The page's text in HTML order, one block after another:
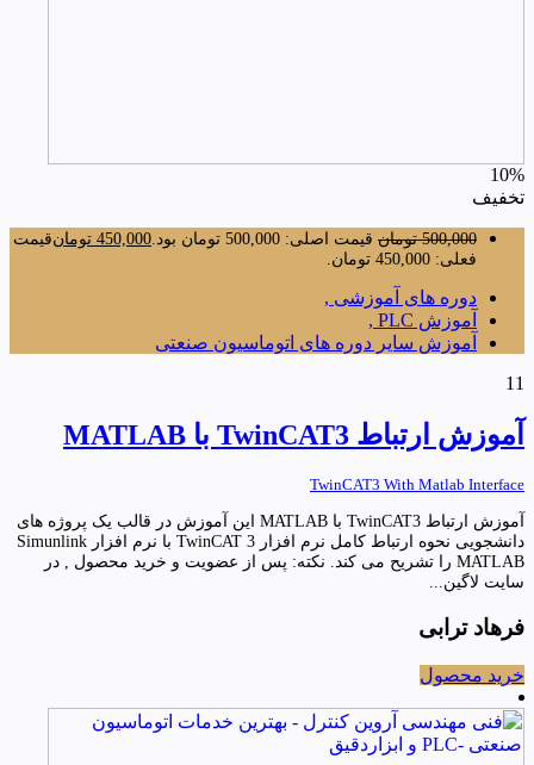
10%
تخفیف
500,000 تومان قیمت اصلی: 500,000 تومان بود. 450,000 تومانقیمت
فعلی: 450,000 تومان.
دوره های آموزشی ,
آموزش PLC ,
آموزش سایر دوره های اتوماسیون صنعتی
11
آموزش ارتباط TwinCAT3 با MATLAB
TwinCAT3 With Matlab Interface
آموزش ارتباط TwinCAT3 با MATLAB این آموزش در قالب یک پروژه های
دانشجویی نحوه ارتباط کامل نرم افزار TwinCAT 3 با نرم افزار Simunlink
MATLAB را تشریح می کند. نکته: پس از عضویت و خرید محصول , در
سایت لاگین...
فرهاد ترابی
خرید محصول